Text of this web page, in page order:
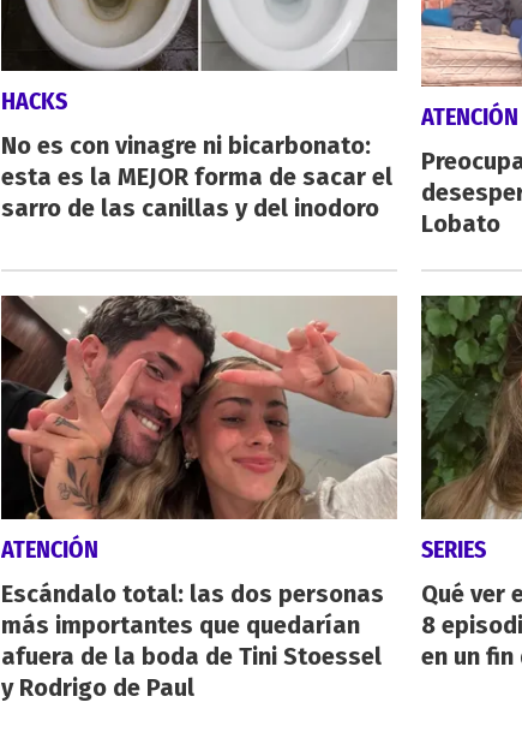
HACKS
No es con vinagre ni bicarbonato:
esta es la MEJOR forma de sacar el
sarro de las canillas y del inodoro
ATENCIÓN
Lobato
ATENCIÓN
Escándalo total: las dos personas
más importantes que quedarían
afuera de la boda de Tini Stoessel
y Rodrigo de Paul
SERIES
Qué ver
8
en un fin